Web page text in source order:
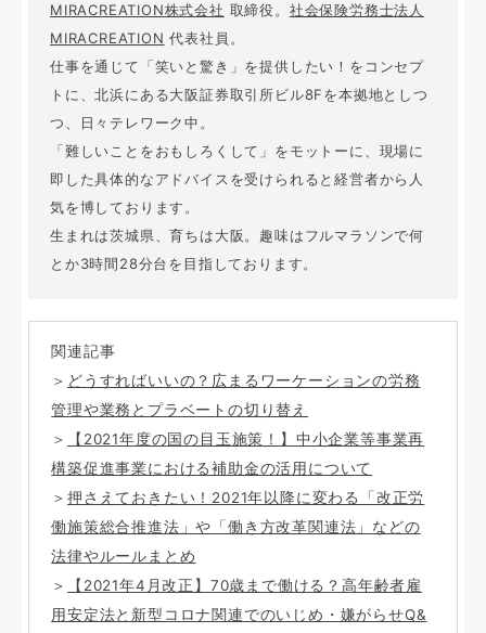
MIRACREATION株式会社 取締役。 社会保険労務士法人
MIRACREATION 代表社員。
仕事を通じて「笑いと驚き」を提供したい！をコンセプ
トに、北浜にある大阪証券取引所ビル8Fを本拠地としつ
つ、日々テレワーク中。
「難しいことをおもしろくして」をモットーに、現場に
即した具体的なアドバイスを受けられると経営者から人
気を博しております。
生まれは茨城県、育ちは大阪。趣味はフルマラソンで何
とか3時間28分台を目指しております。
関連記事
＞ どうすればいいの？広まるワーケーションの労務
管理や業務とプラベートの切り替え
＞
【2021年度の国の目玉施策！】中小企業等事業再
構築促進事業における補助金の活用について
＞押さえておきたい！2021年以降に変わる「改正労
働施策総合推進法」や「働き方改革関連法」などの
法律やルールまとめ
＞
【2021年4月改正】70歳まで働ける？高年齢者雇
用安定法と新型コロナ関連でのいじめ・嫌がらせQ&